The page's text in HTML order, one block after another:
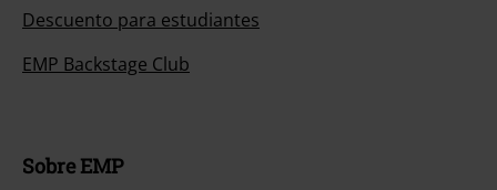
Descuento para estudiantes
EMP Backstage Club
Sobre EMP